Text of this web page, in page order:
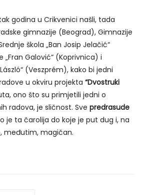
godina u Crikvenici našli, tada
gimnazije (Beograd), Gimnazije
škola „Ban Josip Jelačić“
Galović“ (Koprivnica) i
(Veszprém), kako bi jedni
u okviru projekta “Dvostruki
ono što su primjetili jedni o
radova, je sličnost. Sve predrasude
je ta čarolija do koje je put dug i, na
međutim, magičan.